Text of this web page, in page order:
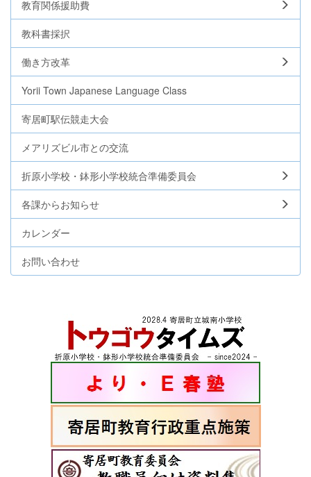
教育関係援助費
教科書採択
働き方改革
Yorii Town Japanese Language Class
寄居町駅伝競走大会
メアリズビル市との交流
折原小学校・鉢形小学校統合準備委員会
各課からお知らせ
カレンダー
お問い合わせ